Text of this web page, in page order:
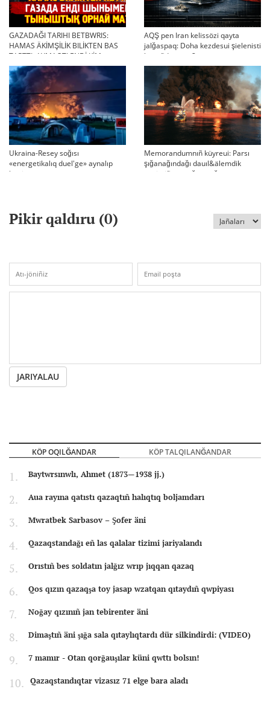
GAZADAĞI TARIHI BETBWRIS:
HAMAS ÄKİMŞİLİK BILİKTEN BAS
TARTTI. AYMAQTI ENDİ KİM
BASQARADI?
AQŞ pen Iran kelissözi qayta
jalğaspaq: Doha kezdesui şielenisti
bäseñdete me?
Ukraina-Resey soğısı
«energetikalıq duel'ge» aynalıp
ketti
Memorandumnıñ küyreui: Parsı
şığanağındağı dauıl&älemdik
tärtiptiñ sın sağatı soğıp twr
Pikir qaldıru (0)
JARIYALAU
KÖP OQILĞANDAR KÖP TALQILANĞANDAR
Baytwrsınwlı, Ahmet (1873—1938 jj.)
Aua rayına qatıstı qazaqtıñ halıqtıq boljamdarı
Mwratbek Sarbasov – Şofer äni
Qazaqstandağı eñ las qalalar tizimi jariyalandı
Orıstıñ bes soldatın jalğız wrıp jıqqan qazaq
Qos qızın qazaqşa toy jasap wzatqan qıtaydıñ qwpiyası
Noğay qızınıñ jan tebirenter äni
Dimaştıñ äni şığa sala qıtaylıqtardı dür silkindirdi: (VIDEO)
7 mamır - Otan qorğauşılar küni qwttı bolsın!
Qazaqstandıqtar vizasız 71 elge bara aladı